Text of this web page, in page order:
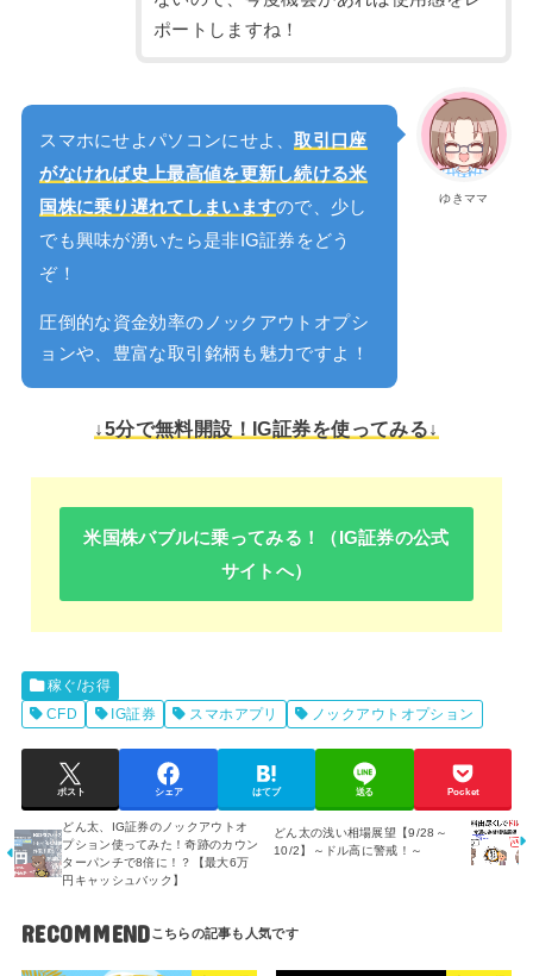
ポートしますね！
ゆきママ
スマホにせよパソコンにせよ、取引口座
がなければ史上最高値を更新し続ける米
国株に乗り遅れてしまいますので、少し
でも興味が湧いたら是非IG証券をどう
ぞ！
圧倒的な資金効率のノックアウトオプシ
ョンや、豊富な取引銘柄も魅力ですよ！
↓5分で無料開設！IG証券を使ってみる↓
米国株バブルに乗ってみる！（IG証券の公式
サイトへ）
稼ぐ/お得
CFD
IG証券 スマホアプリ ノックアウトオプション
ポスト シェア はてブ 送る Pocket
どん太、IG証券のノックアウトオ
プション使ってみた！奇跡のカウン
ターパンチで8倍に！？【最大6万
円キャッシュバック】
どん太の浅い相場展望【9/28～
10/2】～ドル高に警戒！～
RECOMMEND